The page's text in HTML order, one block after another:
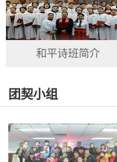
和平诗班简介
团契小组